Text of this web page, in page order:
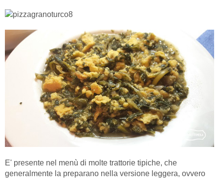
E' presente nel menù di molte trattorie tipiche, che
generalmente la preparano nella versione leggera, ovvero